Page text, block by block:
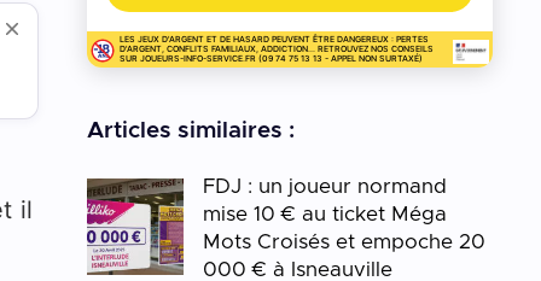
il
LES JEUX D'ARGENT ET DE HASARD PEUVENT ÊTRE DANGEREUX : PERTES
D'ARGENT, CONFLITS FAMILIAUX, ADDICTION... RETROUVEZ NOS CONSEILS
SUR JOUEURS-INFO-SERVICE.FR (09 74 75 13 13 - APPEL NON SURTAXÉ)
Articles similaires :
FDJ : un joueur normand
mise 10 € au ticket Méga
Mots Croisés et empoche 20
000 € à Isneauville